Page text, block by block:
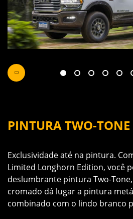
PINTURA TWO-TONE
Exclusividade até na pintura.
Limited Longhorn Edition, você
deslumbrante pintura Two-
cromado dá lugar a pintura
combinado com o lindo branco